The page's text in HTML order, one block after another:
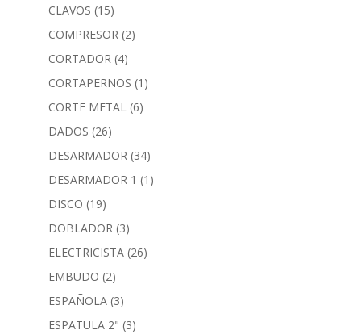
CLAVOS (15)
COMPRESOR (2)
CORTADOR (4)
CORTAPERNOS (1)
CORTE METAL (6)
DADOS (26)
DESARMADOR (34)
DESARMADOR 1 (1)
DISCO (19)
DOBLADOR (3)
ELECTRICISTA (26)
EMBUDO (2)
ESPAÑOLA (3)
ESPATULA 2" (3)